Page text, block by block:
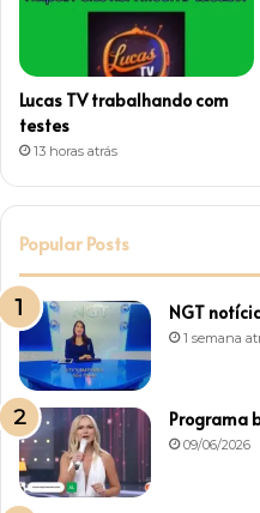
Lucas TV trabalhando com
testes
13 horas atrás
Popular Posts
NGT
1 semana
Programa
09/06/2026